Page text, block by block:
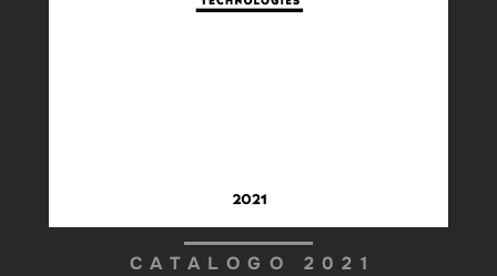
CATALOGO 2021